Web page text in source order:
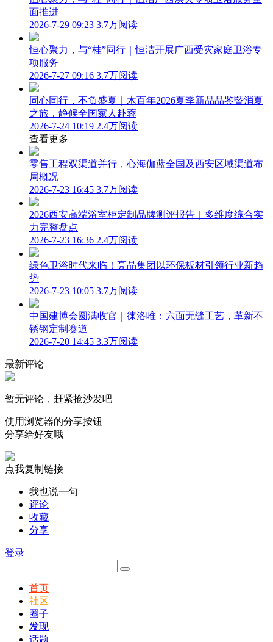
面推进
2026-7-29 09:23 3.7万阅读
恒心聚力，与“桂”同行｜恒洁开展广西受灾家庭卫浴专
项服务
2026-7-27 09:16 3.7万阅读
同心同行，不负盛夏｜木百年2026夏季新品品鉴暨消夏
之旅，静候全国家人赴蓉
2026-7-24 10:19 2.4万阅读
查看更多
零售工程双渠道并行，心海伽蓝全国及西安区域渠道布
局概况
2026-7-23 16:45 3.7万阅读
2026西安高端浴室柜定制品牌测评报告｜多维度综合实
力完整盘点
2026-7-23 16:36 2.4万阅读
绿色卫浴时代来临！亮晶集团以环保板材引领行业新趋
势
2026-7-23 10:05 3.7万阅读
中国建博会圆满收官｜徕洛唯：六面无缝工艺，革新不
锈钢定制赛道
2026-7-20 14:45 3.3万阅读
最新评论
暂无评论，赶紧抢沙发吧
使用浏览器的分享按钮
分享给好友哦
点我复制链接
我也说一句
评论
收藏
分享
登录
首页
社区
圈子
发现
话题